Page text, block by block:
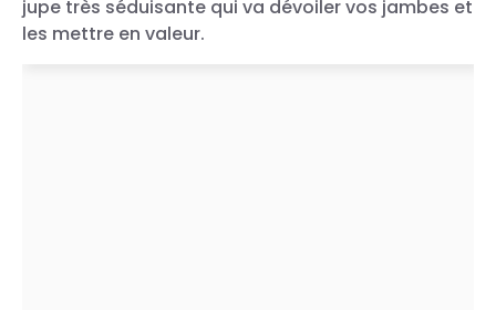
jupe très séduisante qui va dévoiler vos jambes et
les mettre en valeur.